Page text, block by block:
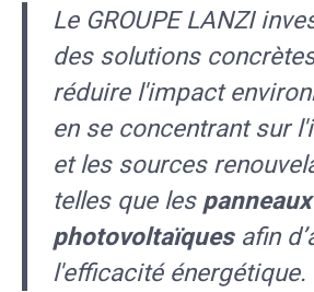
Le GROUPE LANZI
des solutions
réduire l'impact
en se concentrant sur
et les sources
telles que lespanneaux
photovoltaïquesafin
l'efficacité énergétique.